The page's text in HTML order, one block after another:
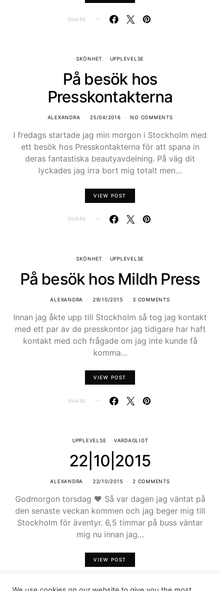
SHARE
SKÖNHET UPPLEVELSE
På besök hos
Presskontakterna
ALEXANDRA 25/04/2016 NO COMMENTS
I fredags startade jag min morgon i Stockholm med
ett besök hos Presskontakterna för att spana in
deras fantastiska beautyavdelning. På väg dit
lyckades jag irra bort mig totalt men…
VIEW POST
SHARE
SKÖNHET UPPLEVELSE
På besök hos Mildh Press
ALEXANDRA 29/10/2015 3 COMMENTS
Innan jag åkte upp till Stockholm så tog jag kontakt
med ett par av de presskontor jag tidigare har haft
kontakt med och frågade om jag inte kunde få
komma…
VIEW POST
SHARE
UPPLEVELSE VARDAGLIGT
22|10|2015
ALEXANDRA 22/10/2015 2 COMMENTS
Godmorgon torsdag ♥ Så var dagen jag väntat på
den senaste veckan kommen och jag beger mig till
Stockholm för äventyr. 6,5 timmar på buss väntar
mig nu innan jag…
VIEW POST